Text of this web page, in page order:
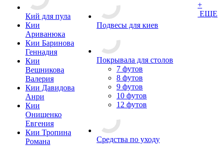
Кий для пула
Кии
Ариванюка
Кии Баринова
Геннадия
Кии
Вешникова
Валерия
Кии Давидова
Анри
Кии
Онищенко
Евгения
Кии Тропина
Романа
Подвесы для киев
Покрывала для столов
7 футов
8 футов
9 футов
10 футов
12 футов
Средства по уходу
+
ЕЩЕ